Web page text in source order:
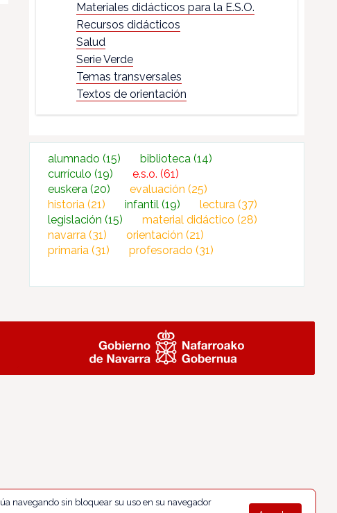
Materiales didácticos para la E.S.O.
Recursos didácticos
Salud
Serie Verde
Temas transversales
Textos de orientación
alumnado(15) biblioteca(14)
currículo(19) e.s.o.(61)
euskera(20) evaluación(25)
historia(21) infantil(19) lectura(37)
legislación(15) material didáctico(28)
navarra(31) orientación(21)
primaria(31) profesorado(31)
navegando sin bloquear su uso en su navegador